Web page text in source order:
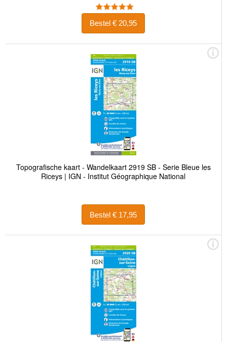
Bestel € 20,95
Topografische kaart - Wandelkaart 2919 SB - Serie Bleue les
Riceys | IGN - Institut Géographique National
Bestel € 17,95